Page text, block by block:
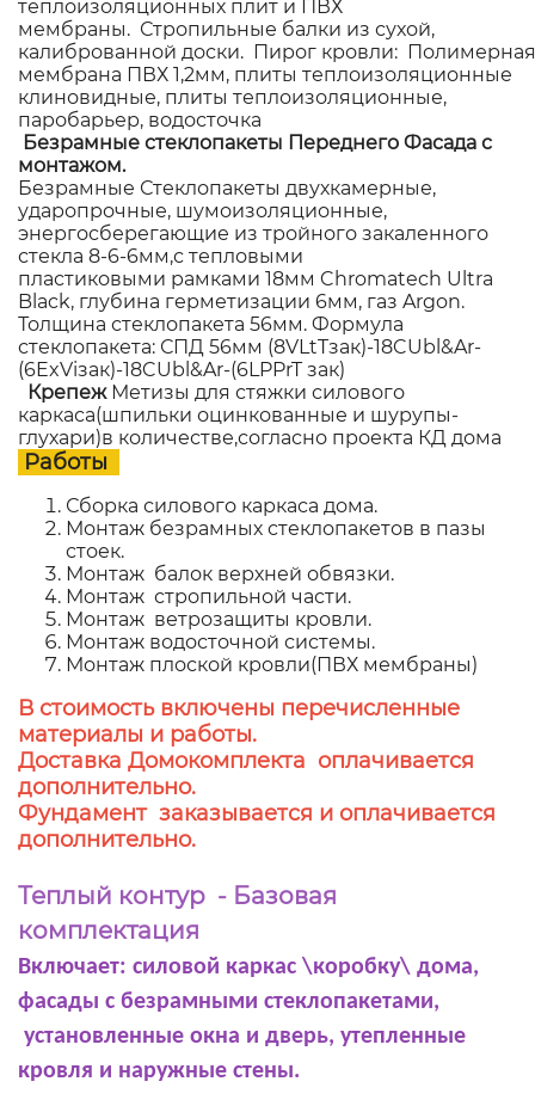
теплоизоляционных плит и ПВХ
мембраны. Стропильные балки из сухой,
калиброванной доски. Пирог кровли: Полимерная
мембрана ПВХ 1,2мм, плиты теплоизоляционные
клиновидные, плиты теплоизоляционные,
паробарьер, водосточка
Безрамные стеклопакеты Переднего Фасада с
монтажом.
Безрамные Стеклопакеты двухкамерные,
ударопрочные, шумоизоляционные,
энергосберегающие из тройного закаленного
стекла 8-6-6мм,с тепловыми
пластиковыми рамками 18мм Chromatech Ultra
Black, глубина герметизации 6мм, газ Argon.
Толщина стеклопакета 56мм. Формула
стеклопакета: СПД 56мм (8VLtTзак)-18CUbl&Ar-
(6ExViзак)-18CUbl&Ar-(6LPPrT зак)
Крепеж Метизы для стяжки силового
каркаса(шпильки оцинкованные и шурупы-
глухари)в количестве,согласно проекта КД дома
Работы
Сборка силового каркаса дома.
Монтаж безрамных стеклопакетов в пазы
стоек.
Монтаж балок верхней обвязки.
Монтаж стропильной части.
Монтаж ветрозащиты кровли.
Монтаж водосточной системы.
Монтаж плоской кровли(ПВХ мембраны)
В стоимость включены перечисленные
материалы и работы.
Доставка Домокомплекта оплачивается
дополнительно.
Фундамент заказывается и оплачивается
дополнительно.
Теплый контур - Базовая
комплектация
Включает: силовой каркас \коробку\ дома,
фасады с безрамными стеклопакетами,
установленные окна и дверь, утепленные
кровля и наружные стены.